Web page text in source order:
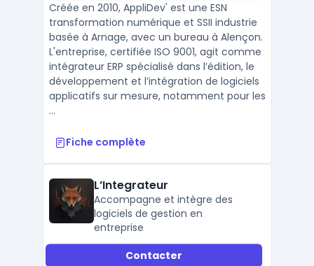
Créée en 2010, AppliDev' est une ESN
transformation numérique et SSII industrie
basée à Arnage, avec un bureau à Alençon.
L'entreprise, certifiée ISO 9001, agit comme
intégrateur ERP spécialisé dans l’édition, le
développement et l’intégration de logiciels
applicatifs sur mesure, notamment pour les
...
Fiche complète
L’Integrateur
Accompagne et intègre des
logiciels de gestion en
entreprise
Contacter